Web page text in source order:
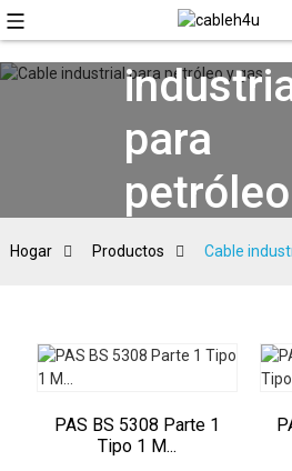
Cable
para
gas
Hogar Productos Cable
PAS BS 5308 Parte 1
Tipo 1 M...